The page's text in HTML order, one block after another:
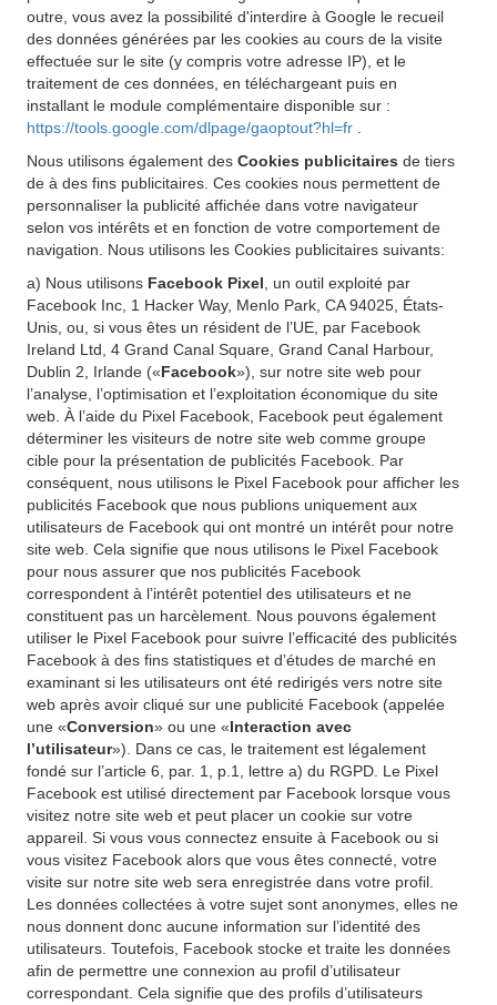
outre, vous avez la possibilité d'interdire à Google le recueil
des données générées par les cookies au cours de la visite
effectuée sur le site (y compris votre adresse IP), et le
traitement de ces données, en téléchargeant puis en
installant le module complémentaire disponible sur :
https://tools.google.com/dlpage/gaoptout?hl=fr
Nous utilisons également des Cookies publicitaires de tiers
de à des fins publicitaires. Ces cookies nous permettent de
personnaliser la publicité affichée dans votre navigateur
selon vos intérêts et en fonction de votre comportement de
navigation. Nous utilisons les Cookies publicitaires suivants:
a) Nous utilisons Facebook Pixel , un outil exploité par
Facebook Inc, 1 Hacker Way, Menlo Park, CA 94025, États-
Unis, ou, si vous êtes un résident de l’UE, par Facebook
Ireland Ltd, 4 Grand Canal Square, Grand Canal Harbour,
Dublin 2, Irlande («Facebook»), sur notre site web pour
l’analyse, l’optimisation et l’exploitation économique du site
web. À l’aide du Pixel Facebook, Facebook peut également
déterminer les visiteurs de notre site web comme groupe
cible pour la présentation de publicités Facebook. Par
conséquent, nous utilisons le Pixel Facebook pour afficher les
publicités Facebook que nous publions uniquement aux
utilisateurs de Facebook qui ont montré un intérêt pour notre
site web. Cela signifie que nous utilisons le Pixel Facebook
pour nous assurer que nos publicités Facebook
correspondent à l’intérêt potentiel des utilisateurs et ne
constituent pas un harcèlement. Nous pouvons également
utiliser le Pixel Facebook pour suivre l’efficacité des publicités
Facebook à des fins statistiques et d’études de marché en
examinant si les utilisateurs ont été redirigés vers notre site
web après avoir cliqué sur une publicité Facebook (appelée
une «Conversion» ou une «Interaction avec
l’utilisateur»). Dans ce cas, le traitement est légalement
fondé sur l’article 6, par. 1, p.1, lettre a) du RGPD. Le Pixel
Facebook est utilisé directement par Facebook lorsque vous
visitez notre site web et peut placer un cookie sur votre
appareil. Si vous vous connectez ensuite à Facebook ou si
vous visitez Facebook alors que vous êtes connecté, votre
visite sur notre site web sera enregistrée dans votre profil.
Les données collectées à votre sujet sont anonymes, elles ne
nous donnent donc aucune information sur l’identité des
utilisateurs. Toutefois, Facebook stocke et traite les données
afin de permettre une connexion au profil d’utilisateur
correspondant. Cela signifie que des profils d’utilisateurs